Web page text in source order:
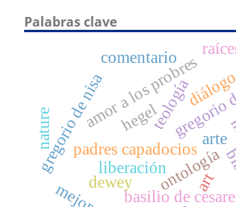
Palabras clave
teología
hegel
ontología
padres capadocios
basilio de
gregorio de nisaamor a los probres
liberación
comentario
dewey
arte
art
nature